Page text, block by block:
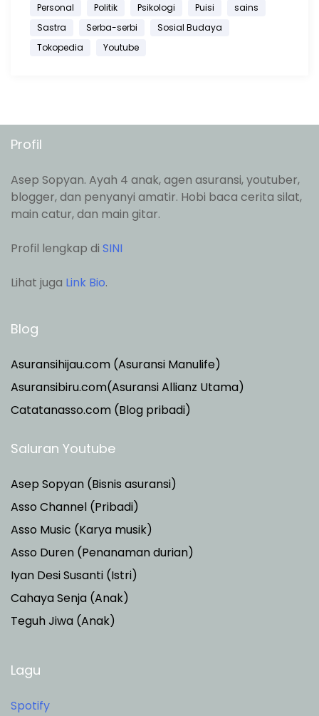
Personal
Politik Psikologi Puisi
sains
Sastra
Serba-serbi
Sosial Budaya
Tokopedia
Youtube
Profil
Asep Sopyan. Ayah 4 anak, agen asuransi, youtuber,
blogger, dan penyanyi amatir. Hobi baca cerita silat,
main catur, dan main gitar.
Profil lengkap di SINI
Lihat juga Link Bio.
Blog
Asuransihijau.com (Asuransi Manulife)
Asuransibiru.com(Asuransi Allianz Utama)
Catatanasso.com (Blog pribadi)
Saluran Youtube
Asep Sopyan (Bisnis asuransi)
Asso Channel (Pribadi)
Asso Music (Karya musik)
Asso Duren (Penanaman durian)
Iyan Desi Susanti (Istri)
Cahaya Senja (Anak)
Teguh Jiwa (Anak)
Lagu
Spotify